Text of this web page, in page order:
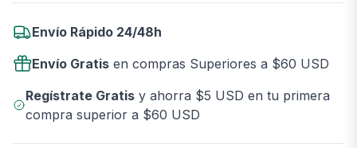
Envío Rápido 24/48h
Envío Gratis en compras Superiores a $60 USD
Regístrate Gratisy ahorra $5 USD en tu primera
compra superior a $60 USD